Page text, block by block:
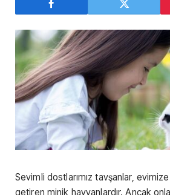
Sevimli dostlarımız tavşanlar,
getiren minik hayvanlardır. Ancak